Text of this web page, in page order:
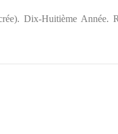
Dix-Huitième Année.